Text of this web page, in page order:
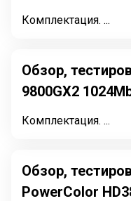
Комплектация. ...
Обзор,
9800GX2
Комплектация. ...
Обзор,
PowerColor